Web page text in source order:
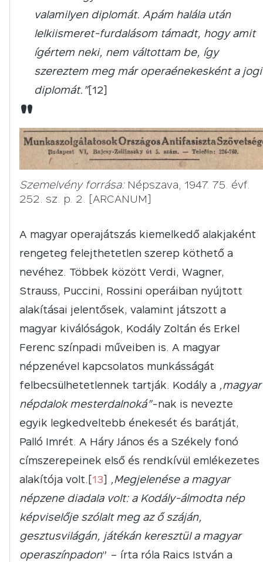
valamilyen diplomát. Apám halála után
lelkiismeret-furdalásom támadt, hogy amit
ígértem neki, nem váltottam be, így
szereztem meg már operaénekesként a jogi
diplomát.”[12]
"
Szemelvény forrása:Népszava, 1947. 75. évf.
252. sz. p. 2. [ARCANUM]
A magyar operajátszás kiemelkedő alakjaként
rengeteg felejthetetlen szerep köthető a
nevéhez. Többek között Verdi, Wagner,
Strauss, Puccini, Rossini operáiban nyújtott
alakításai jelentősek, valamint játszott a
magyar kiválóságok, Kodály Zoltán és Erkel
Ferenc színpadi műveiben is. A magyar
népzenével kapcsolatos munkásságát
felbecsülhetetlennek tartják. Kodály a „magyar
népdalok mesterdalnoká”-nak is nevezte
egyik legkedveltebb énekesét és barátját,
Palló Imrét. A Háry János és a Székely fonó
címszerepeinek első és rendkívül emlékezetes
alakítója volt.[13] „Megjelenése a magyar
népzene diadala volt: a Kodály-álmodta nép
képviselője szólalt meg az ő száján,
gesztusvilágán, játékán keresztül a magyar
operaszínpadon” – írta róla Raics István a